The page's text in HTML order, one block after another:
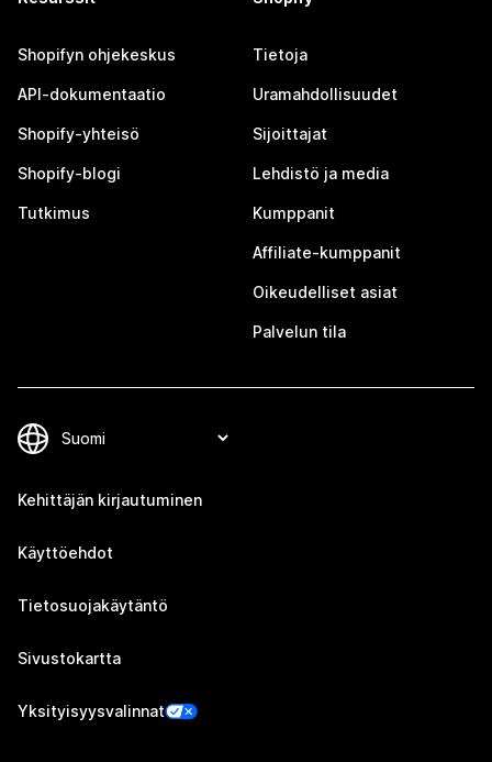
Shopifyn ohjekeskus
API-dokumentaatio
Shopify-yhteisö
Shopify-blogi
Tutkimus
Tietoja
Uramahdollisuudet
Sijoittajat
Lehdistö ja media
Kumppanit
Affiliate-kumppanit
Oikeudelliset asiat
Palvelun tila
Kehittäjän kirjautuminen
Käyttöehdot
Tietosuojakäytäntö
Sivustokartta
Yksityisyysvalinnat